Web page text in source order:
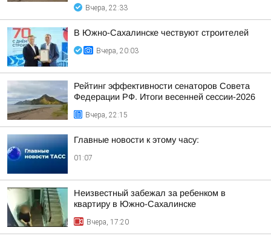
Вчера, 22:33
В Южно-Сахалинске чествуют строителей
Вчера, 20:03
Рейтинг эффективности сенаторов Совета
Федерации РФ. Итоги весенней сессии-2026
Вчера, 22:15
Главные новости к этому часу:
01:07
Неизвестный забежал за ребенком в
квартиру в Южно-Сахалинске
Вчера, 17:20